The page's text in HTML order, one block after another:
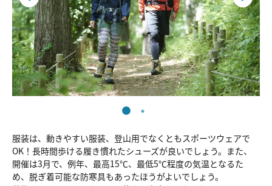
服装は、動きやすい服装、登山用でなくともスポーツウェアで
OK！長時間歩ける履き慣れたシューズが良いでしょう。また、
開催は3月で、例年、最高15℃、最低5℃程度の気温となるた
め、脱ぎ着可能な防寒具もあったほうがよいでしょう。